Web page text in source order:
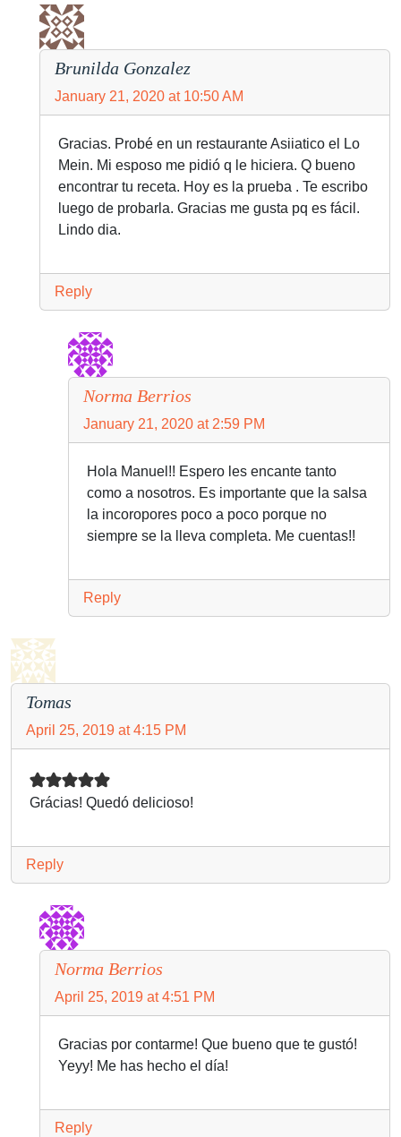
Brunilda Gonzalez
January 21, 2020 at 10:50 AM
Gracias. Probé en un restaurante Asiiatico el Lo
Mein. Mi esposo me pidió q le hiciera. Q bueno
encontrar tu receta. Hoy es la prueba . Te escribo
luego de probarla. Gracias me gusta pq es fácil.
Lindo dia.
Reply
Norma Berrios
January 21, 2020 at 2:59 PM
Hola Manuel!! Espero les encante tanto
como a nosotros. Es importante que la salsa
la incoropores poco a poco porque no
siempre se la lleva completa. Me cuentas!!
Reply
Tomas
April 25, 2019 at 4:15 PM
Grácias! Quedó delicioso!
Reply
Norma Berrios
April 25, 2019 at 4:51 PM
Gracias por contarme! Que bueno que te gustó!
Yeyy! Me has hecho el día!
Reply